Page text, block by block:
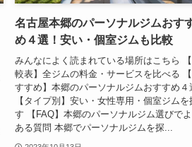
名古屋本郷のパーソナルジムおす
め４選！安い・個室ジムも比較
みんなによく読まれている場所はこちら
較表】全ジムの料金・サービスを比べる
すすめ】本郷のパーソナルジムおすすめ４
【タイプ別】安い・女性専用・個室ジムを
す 【FAQ】本郷のパーソナルジム選びでよ
ある質問 本郷でパーソナルジムを探...